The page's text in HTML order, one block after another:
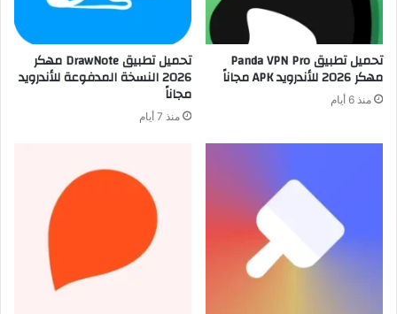
تحميل تطبيق Panda VPN Pro
مهكر 2026 للأندرويد APK مجاناً
منذ 6 أيام
تحميل تطبيق DrawNote مهكر
2026 النسخة المدفوعة للأندرويد
مجاناً
منذ 7 أيام